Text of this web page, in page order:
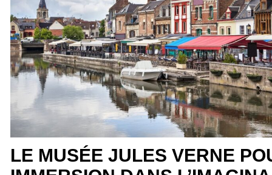
LE MUSÉE JULES VERNE